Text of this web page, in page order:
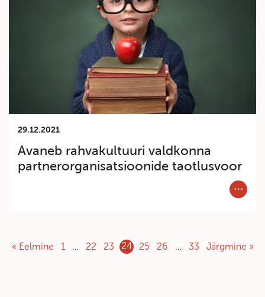
Category
29.12.2021
Avaneb rahvakultuuri valdkonna
partnerorganisatsioonide taotlusvoor
« Eelmine 1 … 22 23 24 25 26 … 33 Järgmine »